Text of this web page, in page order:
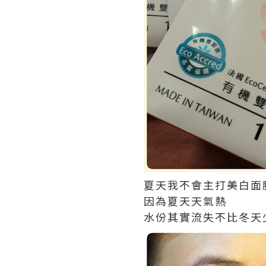
夏天我不會主打美白面
因為夏天天氣熱
水份其實流失不比冬天